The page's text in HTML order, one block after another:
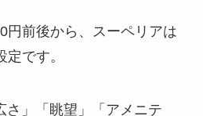
円前後から、スーペリアは
です。
さ」「眺望」「アメニテ